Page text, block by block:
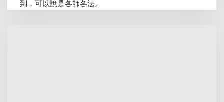
到，可以說是各師各法。